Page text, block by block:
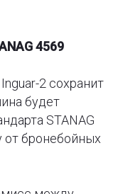
4569
2 сохранит
будет
STANAG
от бронебойных